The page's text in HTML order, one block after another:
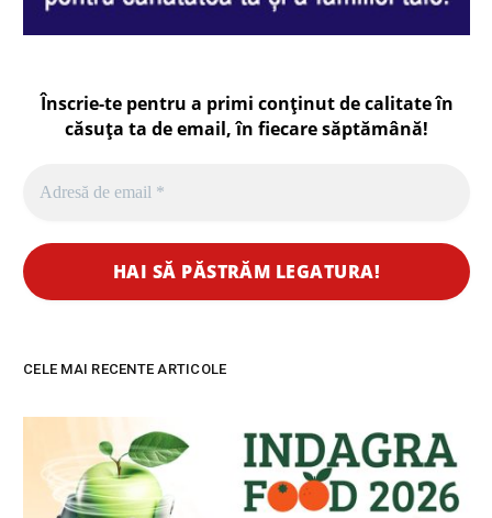
Înscrie-te pentru a primi conținut de calitate în
căsuța ta de email, în fiecaresăptămână!
CELE MAI RECENTE ARTICOLE